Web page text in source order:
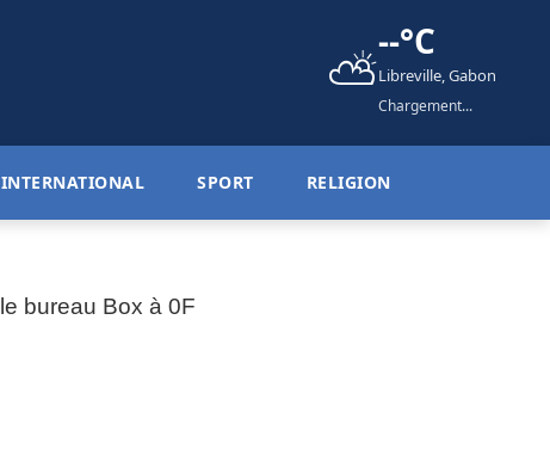
⛅--°C
Libreville, Gabon
Chargement...
INTERNATIONAL SPORT RELIGION